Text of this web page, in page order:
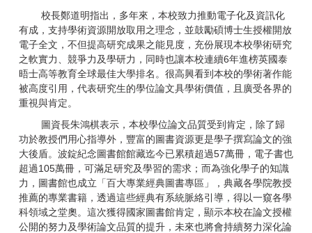
校長鄭道明指出，多年來，本校致力推動電子化及資訊化
有成，支持學術資源開放取用之理念，並鼓勵碩博士生授權開放
電子全文，不但提高研究成果之能見度，充份展現本校學術研究
之軟實力、競爭力及學研力，同時也讓本校連續6年進榜英國泰
晤士高等教育全球最佳大學排名。很高興看到本校的學術著作能
被高度引用，代表研究生的學位論文具學術價值，且廣受各界的
重視與肯定。
圖資長朱鴻棋表示，本校學位論文品質受到肯定，除了歸
功於教授們用心指導外，豐富的圖書資源更是學子撰寫論文的強
大後盾。波錠紀念圖書館館藏迄今已累積超過57萬冊，電子書也
超過105萬冊，可滿足研究及學習的需求；而為強化學子的知識
力，圖書館也成立「百大專業經典圖書專區」，典藏各學院教授
推薦的專業書籍，透過這些經典有系統脈絡引導，得以一窺各學
科領域之堂奧。這次獲得國家圖書館肯定，顯示本校在論文授權
公開的努力及學術論文品質的提升，未來也將會持續努力深化論